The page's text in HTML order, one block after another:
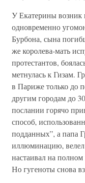
У Екатерины возник
одновременно
Бурбона, сына
же королева-мать
протестантов,
метнулась к Гизам.
в Париже только до
другим городам до
послании горячо
способ,
подданных”, а папа
иллюминацию,
настаивал на
Но гугеноты снова